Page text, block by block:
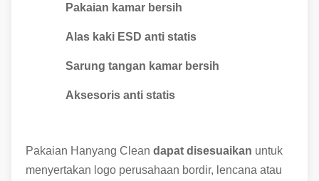
Pakaian kamar bersih
Alas kaki ESD anti statis
Sarung tangan kamar bersih
Aksesoris anti statis
Pakaian Hanyang Clean dapat disesuaikan untuk
menyertakan logo perusahaan bordir, lencana atau